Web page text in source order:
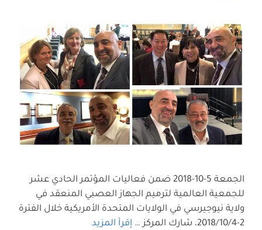
الجمعة 5-10-2018 ضمن فعاليات المؤتمر الحادي عشر
للجمعية العالمية لترميم الجهاز العصبي المنعقد في
ولاية نيوجيرسي في الولايات المتحدة الأمريكية خلال الفترة
2-2018/10/4، شارك المركز …
إقرأ المزيد